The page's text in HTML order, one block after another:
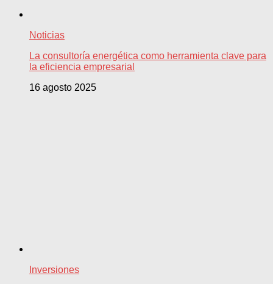
Noticias
La consultoría energética como herramienta clave para
la eficiencia empresarial
16 agosto 2025
Inversiones